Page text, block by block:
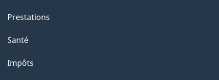
g
e
Prestations
Santé
Impôts